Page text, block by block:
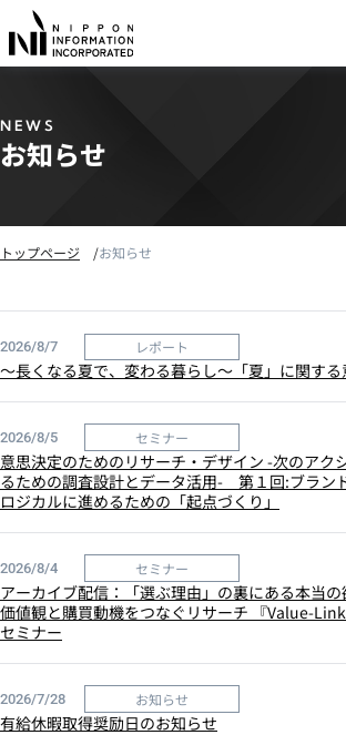
NEWS
お知らせ
トップページ お知らせ
2026/8/7 レポート
～長くなる夏で、変わる暮らし～「夏」に関す
2026/8/5 セミナー
意思決定のためのリサーチ・デザイン -次のアク
るための調査設計とデータ活用- 第１回:ブラン
ロジカルに進めるための「起点づくり」
2026/8/4 セミナー
アーカイブ配信：「選ぶ理由」の裏にある本当
価値観と購買動機をつなぐリサーチ 『Value-Link
セミナー
2026/7/28 お知らせ
有給休暇取得奨励日のお知らせ